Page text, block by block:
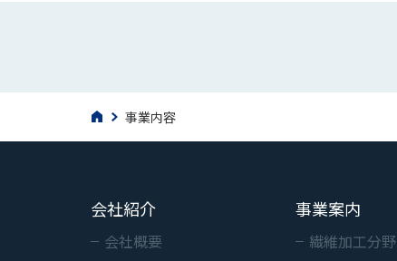
事業内容
会社紹介
会社概要
事業案内
繊維加工分野